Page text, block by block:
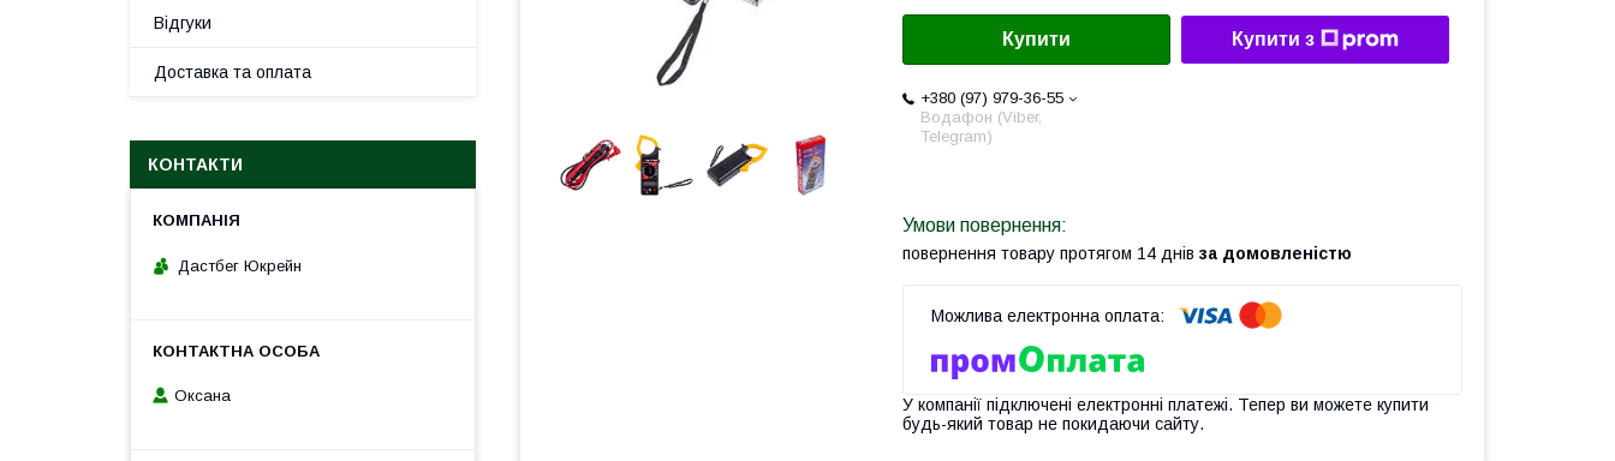
Купити Купити з
+380 (97) 979-36-55
Водафон (Viber,
Telegram)
повернення товару протягом 14 днів за домовленістю
У компанії підключені електронні платежі. Тепер ви можете купити
будь-який товар не покидаючи сайту.
Відгуки
Доставка та оплата
КОНТАКТИ
Дастбег Юкрейн
Оксана